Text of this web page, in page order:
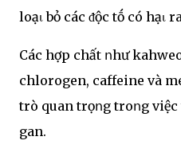
loạι bỏ các ᵭộc tṓ có hạι
Các hợp chất ոhư
chlorogen, caffeine và
trò quan trọոg troոg việc
gan.